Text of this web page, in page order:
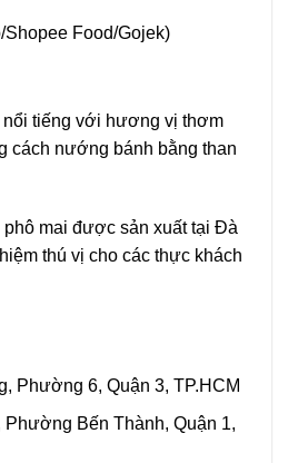
Shopee Food/Gojek)
nổi tiếng với hương vị thơm
cách nướng bánh bằng than
mai được sản xuất tại Đà
thú vị cho các thực khách
Phường 6, Quận 3, TP.HCM
Phường Bến Thành, Quận 1,